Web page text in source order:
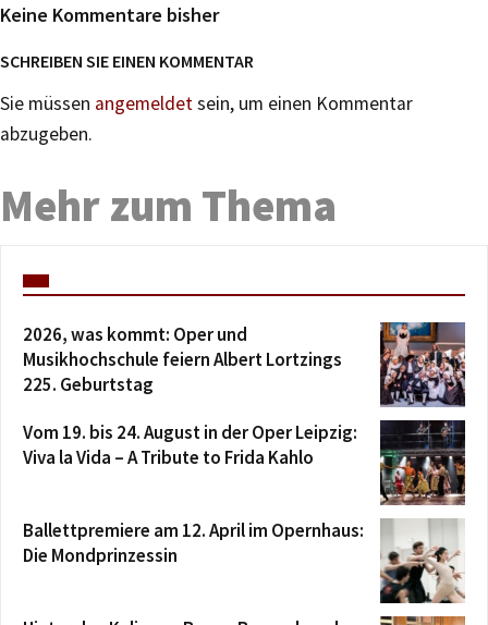
Keine Kommentare bisher
SCHREIBEN SIE EINEN KOMMENTAR
Sie müssen angemeldetsein, um einen Kommentar
abzugeben.
Mehr zum Thema
2026, was kommt: Oper und
Musikhochschule feiern Albert Lortzings
225. Geburtstag
Vom 19. bis 24. August in der Oper Leipzig:
Viva la Vida – A Tribute to Frida Kahlo
Ballettpremiere am 12. April im Opernhaus:
Die Mondprinzessin